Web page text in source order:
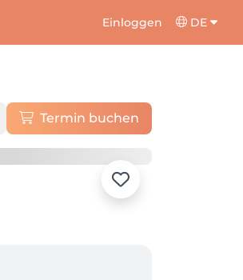
Einloggen DE
Termin buchen